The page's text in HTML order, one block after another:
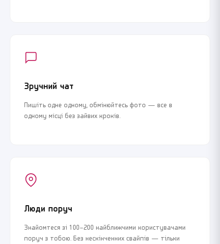
Зручний чат
Пишіть одне одному, обмінюйтесь фото — все в
одному місці без зайвих кроків.
Люди поруч
Знайомтеся зі 100–200 найближчими користувачами
поруч з тобою. Без нескінченних свайпів — тільки